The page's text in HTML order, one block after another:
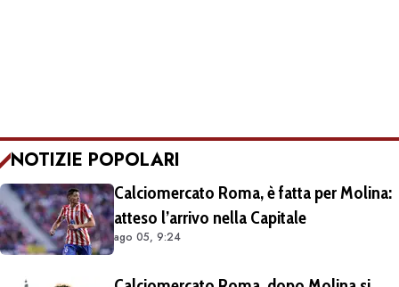
NOTIZIE POPOLARI
Calciomercato Roma, è fatta per Molina:
atteso l’arrivo nella Capitale
ago 05, 9:24